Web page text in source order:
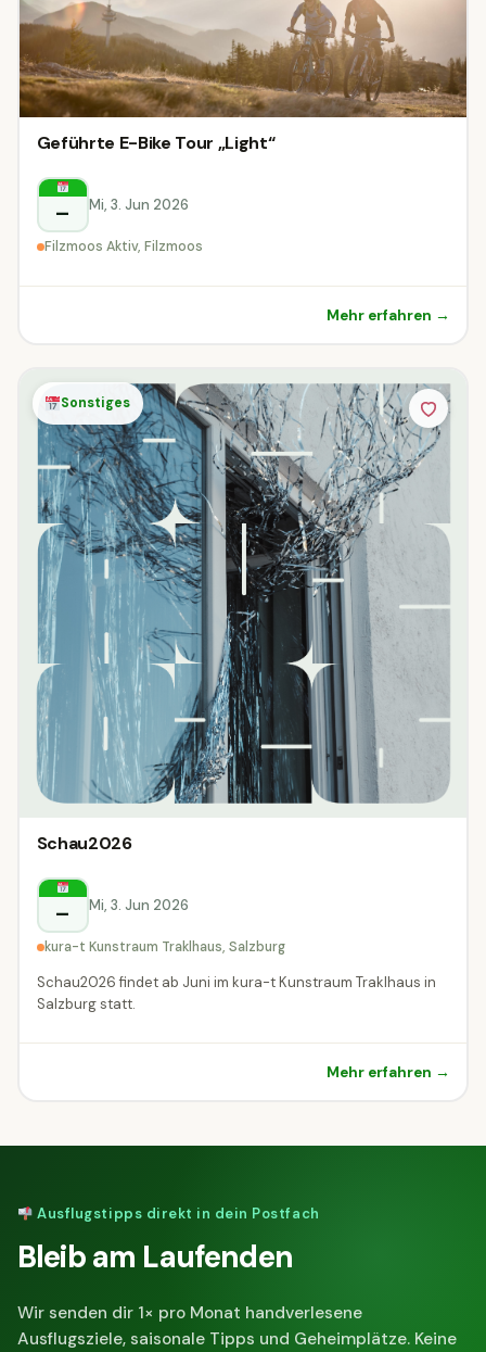
Geführte E-Bike Tour „Light“
– Mi, 3. Jun 2026
Filzmoos Aktiv, Filzmoos
Mehr erfahren →
Sonstiges
Schau2026
– Mi, 3. Jun 2026
kura-t Kunstraum Traklhaus, Salzburg
Schau2026 findet ab Juni im kura-t Kunstraum Traklhaus in
Salzburg statt.
Mehr erfahren →
Ausflugstipps direkt in dein Postfach
Bleib am Laufenden
Wir senden dir 1× pro Monat handverlesene
Ausflugsziele, saisonale Tipps und Geheimplätze. Keine